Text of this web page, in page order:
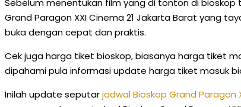
Sebelum menentukan film yang di tonton di
Grand Paragon XXI Cinema 21 Jakarta Barat yang
buka dengan cepat dan praktis.
Cek juga harga tiket bioskop, biasanya harga tiket
dipahami pula informasi update harga tiket masuk
Inilah update seputarjadwal Bioskop Grand Paragon